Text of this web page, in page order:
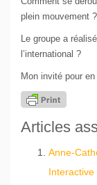
plein mouvement ?
Le groupe a
l’international ?
Mon invité pour
Articles
Anne-
Interactive